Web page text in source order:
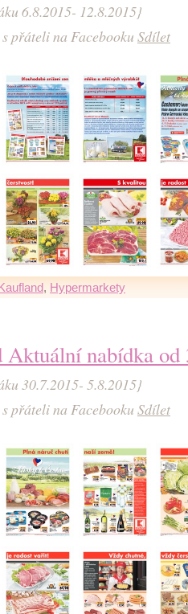
6.8.2015- 12.8.2015}
přáteli na Facebooku Sdílet
, Hypermarkety
Aktuální nabídka od
30.7.2015- 5.8.2015}
přáteli na Facebooku Sdílet